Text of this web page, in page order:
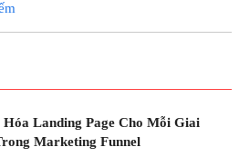
Landing Page Cho Mỗi Giai
Marketing Funnel